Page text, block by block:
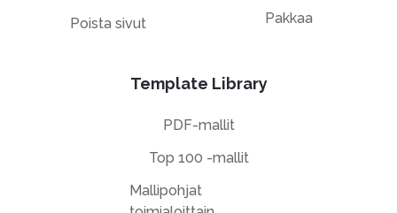
Poista sivut
Pakkaa
Template Library
PDF-mallit
Top 100 -mallit
Mallipohjat